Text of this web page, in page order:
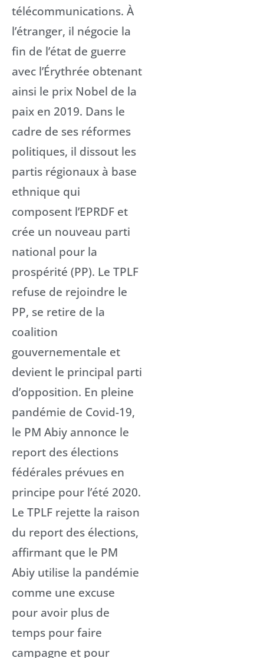
télécommunications. À
l’étranger, il négocie la
fin de l’état de guerre
avec l’Érythrée obtenant
ainsi le prix Nobel de la
paix en 2019. Dans le
cadre de ses réformes
politiques, il dissout les
partis régionaux à base
ethnique qui
composent l’EPRDF et
crée un nouveau parti
national pour la
prospérité (PP). Le TPLF
refuse de rejoindre le
PP, se retire de la
coalition
gouvernementale et
devient le principal parti
d’opposition. En pleine
pandémie de Covid-19,
le PM Abiy annonce le
report des élections
fédérales prévues en
principe pour l’été 2020.
Le TPLF rejette la raison
du report des élections,
affirmant que le PM
Abiy utilise la pandémie
comme une excuse
pour avoir plus de
temps pour faire
campagne et pour